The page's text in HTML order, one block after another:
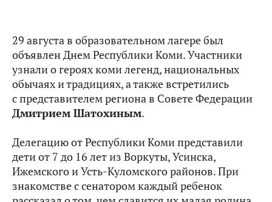
29 августа в образовательном лагере был
объявлен Днем Республики Коми. Участники
узнали о героях коми легенд, национальных
обычаях и традициях, а также встретились
с представителем региона в Совете Федерации
Дмитрием Шатохиным.
Делегацию от Республики Коми представили
дети от 7 до 16 лет из Воркуты, Усинска,
Ижемского и Усть-Куломского районов. При
знакомстве с сенатором каждый ребенок